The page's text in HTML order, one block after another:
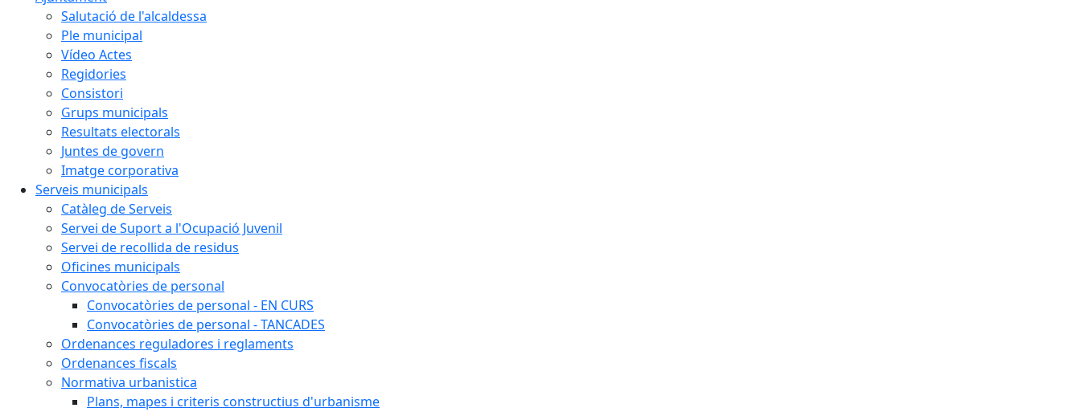
Salutació de l'alcaldessa
Ple municipal
Vídeo Actes
Regidories
Consistori
Grups municipals
Resultats electorals
Juntes de govern
Imatge corporativa
Serveis municipals
Catàleg de Serveis
Servei de Suport a l'Ocupació Juvenil
Servei de recollida de residus
Oficines municipals
Convocatòries de personal
Convocatòries de personal - EN CURS
Convocatòries de personal - TANCADES
Ordenances reguladores i reglaments
Ordenances fiscals
Normativa urbanistica
Plans, mapes i criteris constructius d'urbanisme